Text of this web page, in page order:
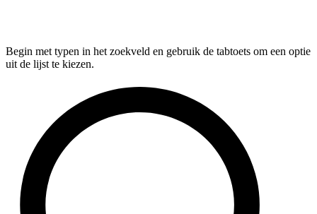
Begin met typen in het zoekveld en gebruik de tabtoets om een optie
uit de lijst te kiezen.